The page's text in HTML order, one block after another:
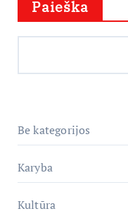
Paieška
Be kategorijos
Karyba
Kultūra